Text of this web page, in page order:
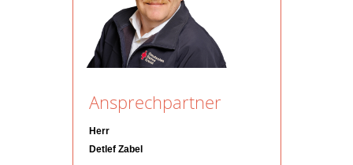
Ansprechpartner
Herr
Detlef Zabel